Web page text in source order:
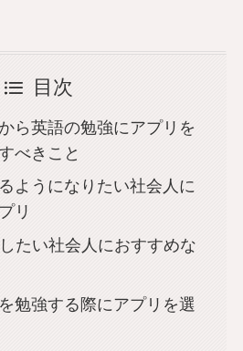
目次
ら英語の勉強にアプリを
べきこと
ようになりたい社会人に
リ
たい社会人におすすめな
勉強する際にアプリを選